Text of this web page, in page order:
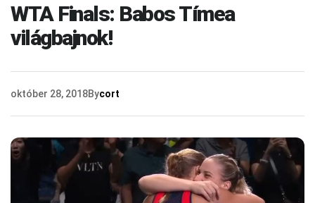
WTA Finals: Babos Tímea
világbajnok!
október 28, 2018Bycort